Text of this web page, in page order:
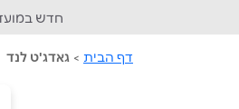
חדש
דף הבית > גאדג'ט לנד